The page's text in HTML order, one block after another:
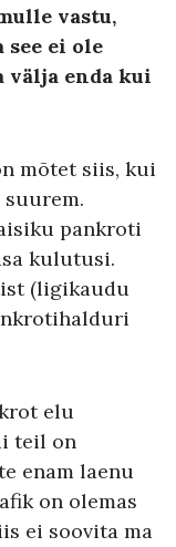
vastu,
see ei ole
välja enda kui
mõtet siis, kui
pankroti
kulutusi.
(ligikaudu
elu
teil on
enam laenu
on olemas
ei soovita ma